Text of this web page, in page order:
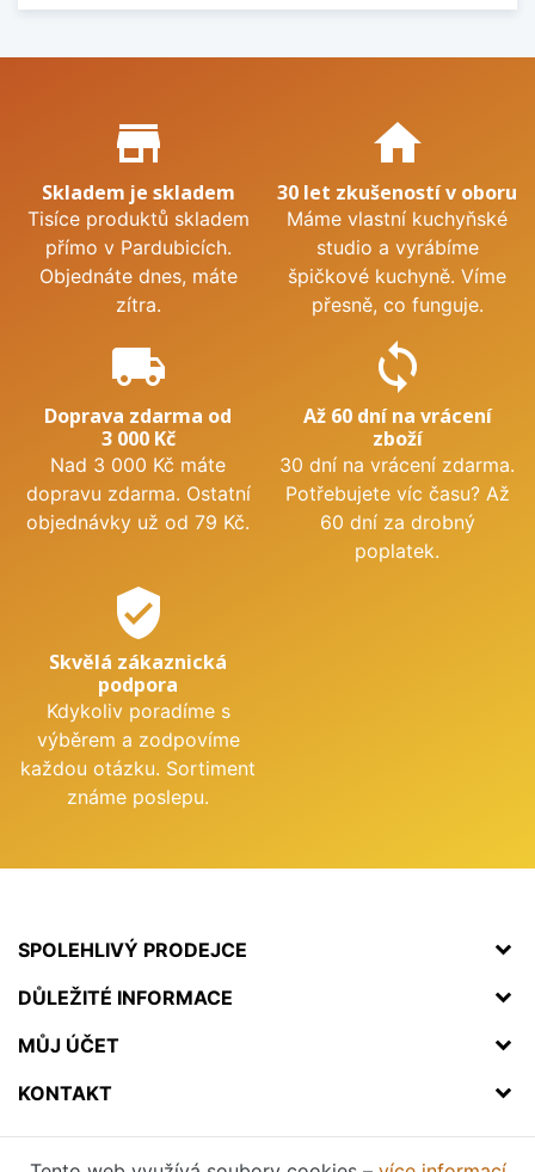
Proč nakupovat u nás?
store_mall_directory
Skladem je skladem
Tisíce produktů skladem
přímo v Pardubicích.
Objednáte dnes, máte
zítra.
home
30 let zkušeností v oboru
Máme vlastní kuchyňské
studio a vyrábíme
špičkové kuchyně. Víme
přesně, co funguje.
local_shipping
Doprava zdarma od
3 000 Kč
Nad 3 000 Kč máte
dopravu zdarma. Ostatní
objednávky už od 79 Kč.
sync
Až 60 dní na vrácení
zboží
30 dní na vrácení zdarma.
Potřebujete víc času? Až
60 dní za drobný
poplatek.
verified_user
Skvělá zákaznická
podpora
Kdykoliv poradíme s
výběrem a zodpovíme
každou otázku. Sortiment
známe poslepu.
SPOLEHLIVÝ PRODEJCE
DŮLEŽITÉ INFORMACE
MŮJ ÚČET
KONTAKT